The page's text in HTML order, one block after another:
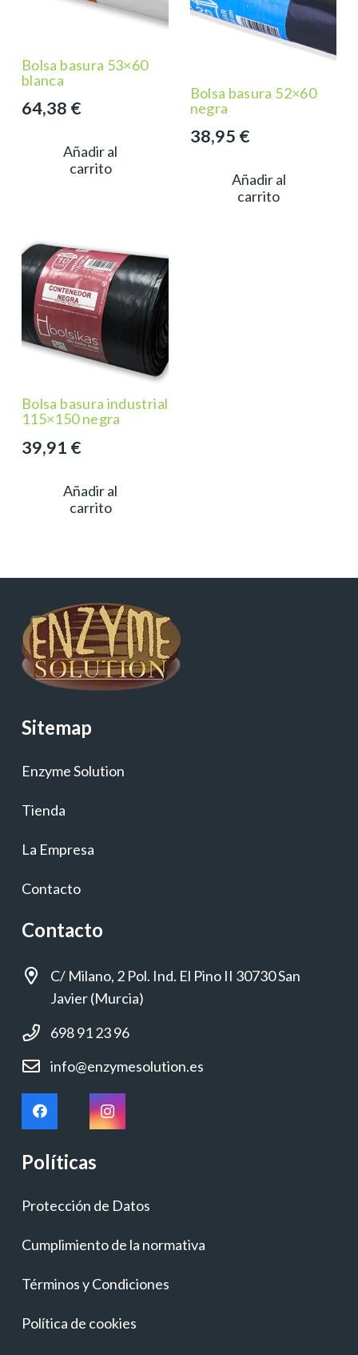
Bolsa basura 53×60
blanca
64,38 €
Añadir al
carrito
Bolsa basura 52×60
negra
38,95 €
Añadir al
carrito
Bolsa basura industrial
115×150 negra
39,91 €
Añadir al
carrito
Sitemap
Enzyme Solution
Tienda
La Empresa
Contacto
Contacto
C/ Milano, 2 Pol. Ind. El Pino II 30730 San
Javier (Murcia)
698 91 23 96
info@enzymesolution.es
Políticas
Protección de Datos
Cumplimiento de la normativa
Términos y Condiciones
Política de cookies